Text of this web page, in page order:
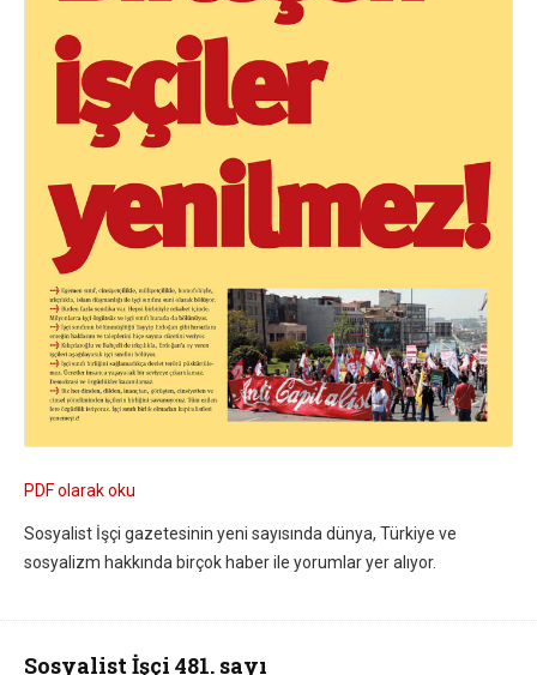
PDF olarak oku
Sosyalist İşçi gazetesinin yeni sayısında dünya, Türkiye ve
sosyalizm hakkında birçok haber ile yorumlar yer alıyor.
Sosyalist İşçi 481. sayı